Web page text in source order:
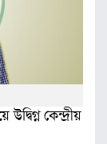
কেন্দ্রীয়